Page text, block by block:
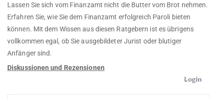
Lassen Sie sich vom Finanzamt nicht die Butter vom Brot nehmen.
Erfahren Sie, wie Sie dem Finanzamt erfolgreich Paroli bieten
können. Mit dem Wissen aus diesen Ratgebern ist es übrigens
vollkommen egal, ob Sie ausgebildeter Jurist oder blutiger
Anfänger sind.
Diskussionen und Rezensionen
Login